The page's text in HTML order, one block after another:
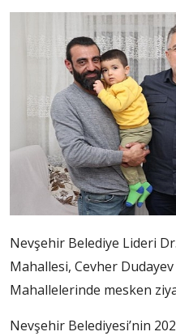
Nevşehir Belediye Lideri
Mahallesi, Cevher
Mahallelerinde mesken
Nevşehir Belediyesi’nin